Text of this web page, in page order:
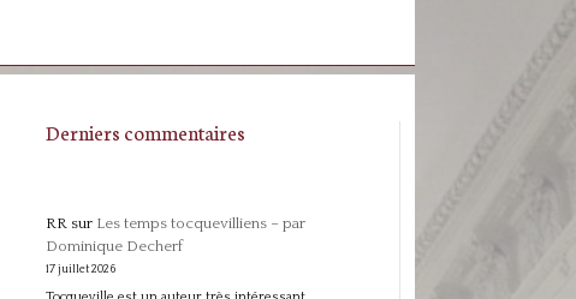
Derniers commentaires
RRsur Les temps tocquevilliens – par
Dominique Decherf
17 juillet 2026